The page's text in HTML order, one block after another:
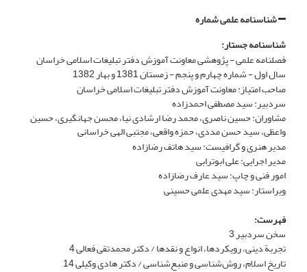
شناسنامه علمی شماره
شناسنامه جستار:
فصلنامه علمی - پژوهشی معاونت آموزش دفتر تبلیغات اسلامی خراسان
سال اول - شماره چهارم و پنجم - زمستان 1381 و بهار 1382
صاحب امتیاز: معاونت آموزش دفتر تبلیغات اسلامی خراسان
سردبیر: سید مصطفی احمدزاده
مشاوران: حسین ناصری، محمد رضا ارشادی نیا، محسن جهانگیری، حسین
واعظی، سید حسن مددی، حمزه واقعی، مجتبی الهی خراسانی
مدیر هنری و گرافیست: سید هاتف رضازاده
مدیر اجرایی: علی ابوترابی
امور فنی و چاپ: سید عارف رضازاده
ویراستار: سید مهدی علمی حسینی
فهرست:
سخن سردبیر 3
تجربة دینی، رویکردها، انواع و نقدها / دکتر محمدتقی فعالی 4
تاریخ اسلام، روش‌شناسی و منبع‌شناسی / دکتر هادی وکیلی 14